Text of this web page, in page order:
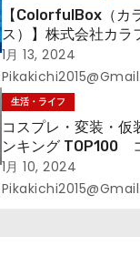
【ColorfulBox（カ
ス）】株式会社カラフ
ールインワンの超快
バーWelcomeキャン
1月 13, 2024
生活・ライフ
コスプレ・変装・仮
ンキング TOP100
街に出よう！
1月 10, 2024